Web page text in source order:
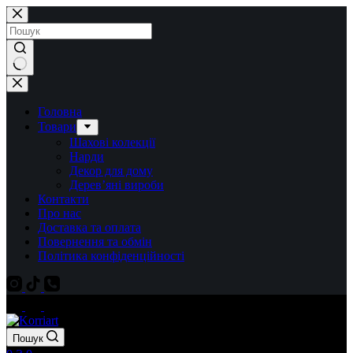
Перейти
до
вмісту
Немає
результатів
Головна
Товари
Шахові колекції
Нарди
Декор для дому
Дерев’яні вироби
Контакти
Про нас
Доставка та оплата
Повернення та обмін
Політика конфіденційності
Пошук